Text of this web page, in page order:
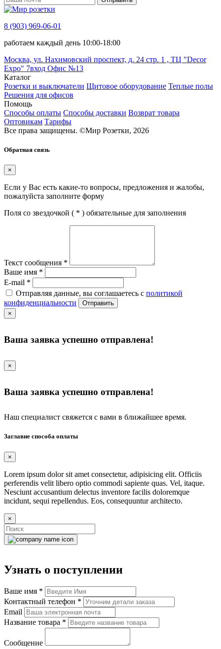
8 (903) 969-06-01
работаем каждый день 10:00-18:00
Москва, ул. Нахимовский проспект, д. 24 стр. 1 , ТЦ "Decor
Expo" 7вход Офис №13
Каталог
Розетки и выключатели Щитовое оборудование Теплые полы
Решения для офисов
Помощь
Способы оплаты Способы доставки Возврат товара
Оптовикам Тарифы
Все права защищены. ©Мир Розетки, 2026
Обратная связь
×
Если у Вас есть какие-то вопросы, предложения и жалобы,
пожалуйста заполните форму
Поля со звездочкой ( * ) обязательные для заполнения
Текст сообщения *
Ваше имя *
E-mail *
Отправляя данные, вы соглашаетесь с политикой
конфиденциальности
Отправить
×
Ваша заявка успешно отправлена!
×
Ваша заявка успешно отправлена!
Наш специалист свяжется с вами в ближайшее время.
Заглавие способа оплаты
×
Lorem ipsum dolor sit amet consectetur, adipisicing elit. Officiis
perferendis velit libero optio commodi sapiente quas. Vel, itaque.
Nesciunt accusantium delectus inventore facilis doloremque
incidunt, sequi repellendus. Eos, consequuntur architecto.
×
Узнать о поступлении
Ваше имя *
Контактный телефон *
Email
Название товара *
Сообщение